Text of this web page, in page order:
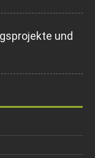
und